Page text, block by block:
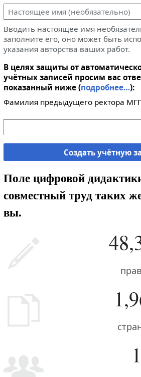
Вводить настоящее имя
заполните его, оно может быть
указания авторства ваших работ.
В целях защиты от
учётных записей просим вас
показанный ниже (подробнее…):
Фамилия предыдущего ректора
Создать учётную
Поле цифровой
совместный труд таких
вы.
1